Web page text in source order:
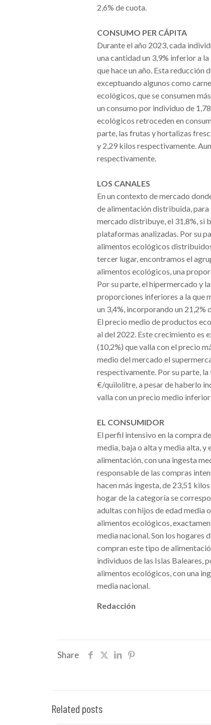
2,6% de cuota.
CONSUMO PER CÁPITA
Durante el año 2023, cada
una cantidad un 3,9% inferior a
que hace un año. Esta
exceptuando algunos como
ecológicos, que se consumen
un consumo por individuo de
ecológicos retroceden en
parte, las frutas y hortalizas
y 2,29 kilos respectivamente.
respectivamente.
LOS CANALES
En un contexto de mercado
de alimentación distribuida,
mercado distribuye, el 31,8%, si
plataformas analizadas. Por su
alimentos ecológicos
tercer lugar, encontramos el
alimentos ecológicos, una
Por su parte, el hipermercado y
proporciones inferiores a la que
un 3,4%, incorporando un 21,2%
El precio medio de productos
al del 2022. Este crecimiento es
(10,2%) que valla con el precio
medio del mercado el
respectivamente. Por su parte,
€/quilolitre, a pesar de haberlo
valla con un precio medio
EL CONSUMIDOR
El perfil intensivo en la compra
media, baja o alta y media alta,
alimentación, con una ingesta
responsable de las compras
hacen más ingesta, de 23,51
hogar de la categoría se
adultas con hijos de edad media
alimentos ecológicos,
media nacional. Son los hogares
compran este tipo de
individuos de las Islas Baleares,
alimentos ecológicos, con una
media nacional.
Redacción
Share
Related posts